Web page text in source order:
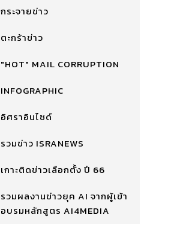
กระจายข่าว
ตะกร้าข่าว
"HOT" MAIL CORRUPTION
INFOGRAPHIC
อิศราอินไซด์
รวมข่าว ISRANEWS
เกาะติดข่าวเลือกตั้ง ปี 66
รวมผลงานข่าวยุค AI จากผู้เข้า
อบรมหลักสูตร AI4MEDIA